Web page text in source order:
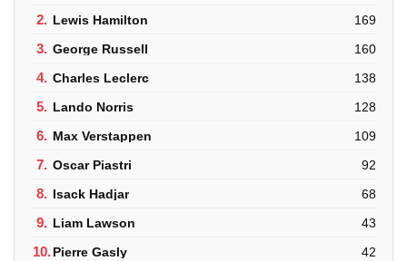
2. Lewis Hamilton 169
3. George Russell 160
4. Charles Leclerc 138
5. Lando Norris 128
6. Max Verstappen 109
7. Oscar Piastri 92
8. Isack Hadjar 68
9. Liam Lawson 43
10.Pierre Gasly 42